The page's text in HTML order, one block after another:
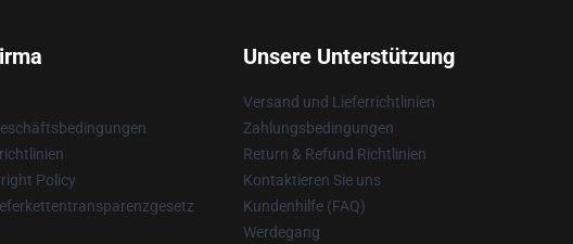
Policy
Unsere Unterstützung
Versand und Lieferrichtlinien
Zahlungsbedingungen
Return & Refund Richtlinien
Kontaktieren Sie uns
Kundenhilfe (FAQ)
Werdegang